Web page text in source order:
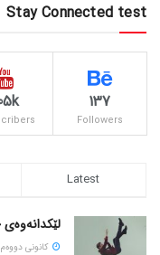
Stay Connected test
137
Followers
Latest
لێکدانەوەی
كانونی دووه‌م 19, 2025